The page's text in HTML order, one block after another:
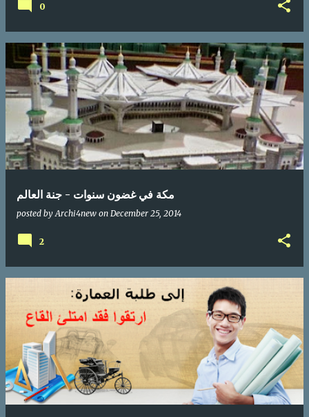
0
مكة في غضون سنوات - جنة العالم
posted by Archi4new on December 25, 2014
2